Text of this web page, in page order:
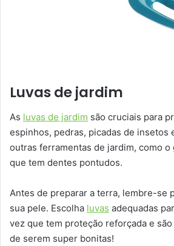
Luvas de jardim
As luvas de jardim são cruciais para
espinhos, pedras, picadas de insetos
outras ferramentas de jardim, como o
que tem dentes pontudos.
Antes de preparar a terra, lembre-se
sua pele. Escolha luvas adequadas
vez que tem proteção reforçada e
de serem super bonitas!